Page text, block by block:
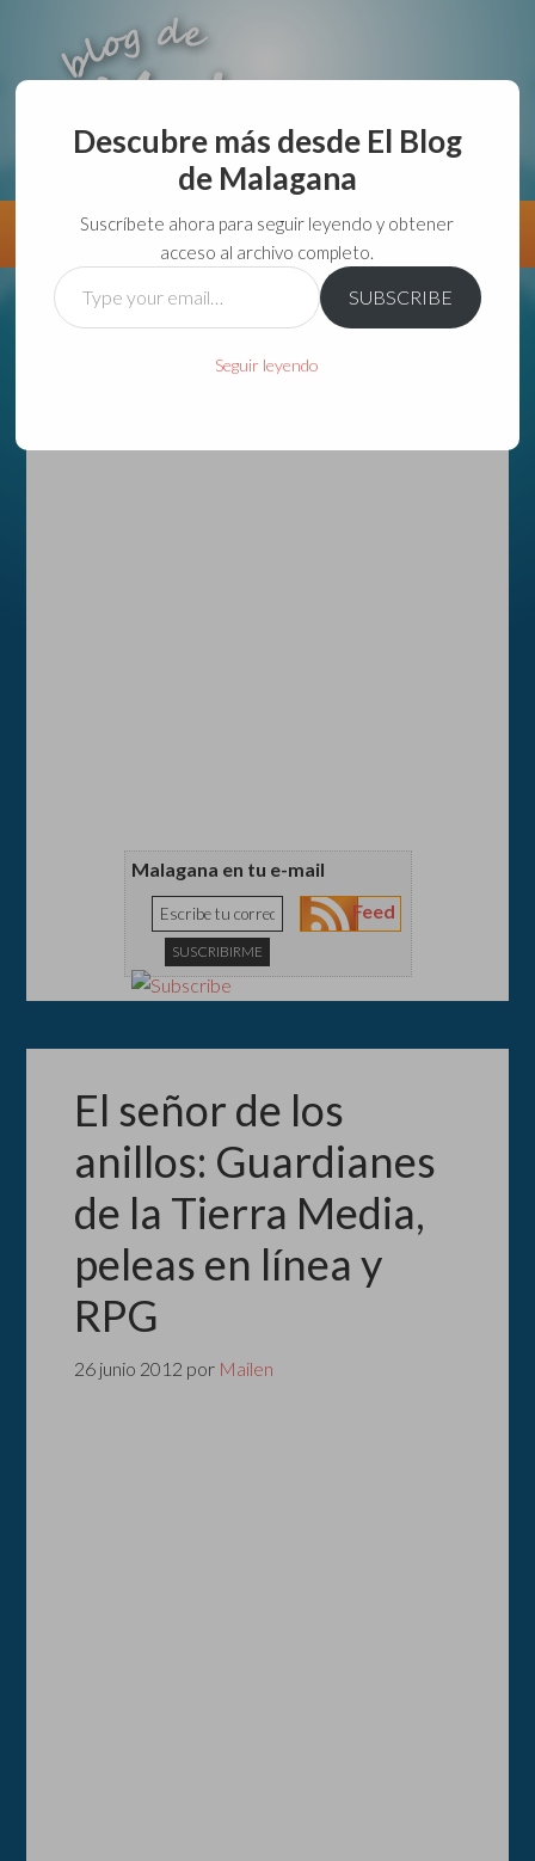
aunque lo haga de malas lo hago....
Información Directorio VivirGuadalajara
Malagana en tu e-mail
Feed
El señor de los
anillos: Guardianes
de la Tierra Media,
peleas en línea y
RPG
26 junio 2012 por Mailen
Descubre más desde El Blog
de Malagana
Suscríbete ahora para seguir leyendo y obtener
acceso al archivo completo.
Type
your
SUBSCRIBE
Seguir leyendo